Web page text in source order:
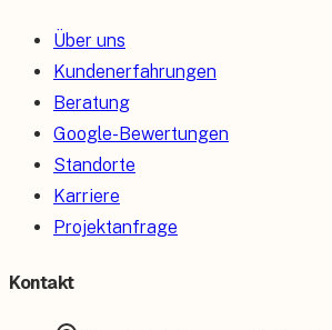
Über uns
Kundenerfahrungen
Beratung
Google-Bewertungen
Standorte
Karriere
Projektanfrage
Kontakt